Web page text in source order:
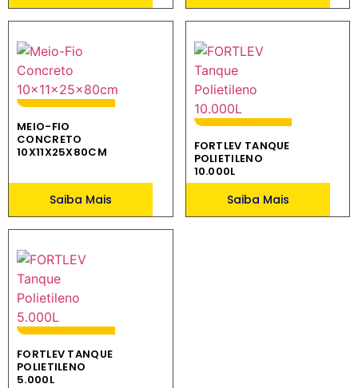
MEIO-FIO
CONCRETO
10X11X25X80CM
Saiba Mais
FORTLEV TANQUE
POLIETILENO
10.000L
Saiba Mais
FORTLEV TANQUE
POLIETILENO
5.000L